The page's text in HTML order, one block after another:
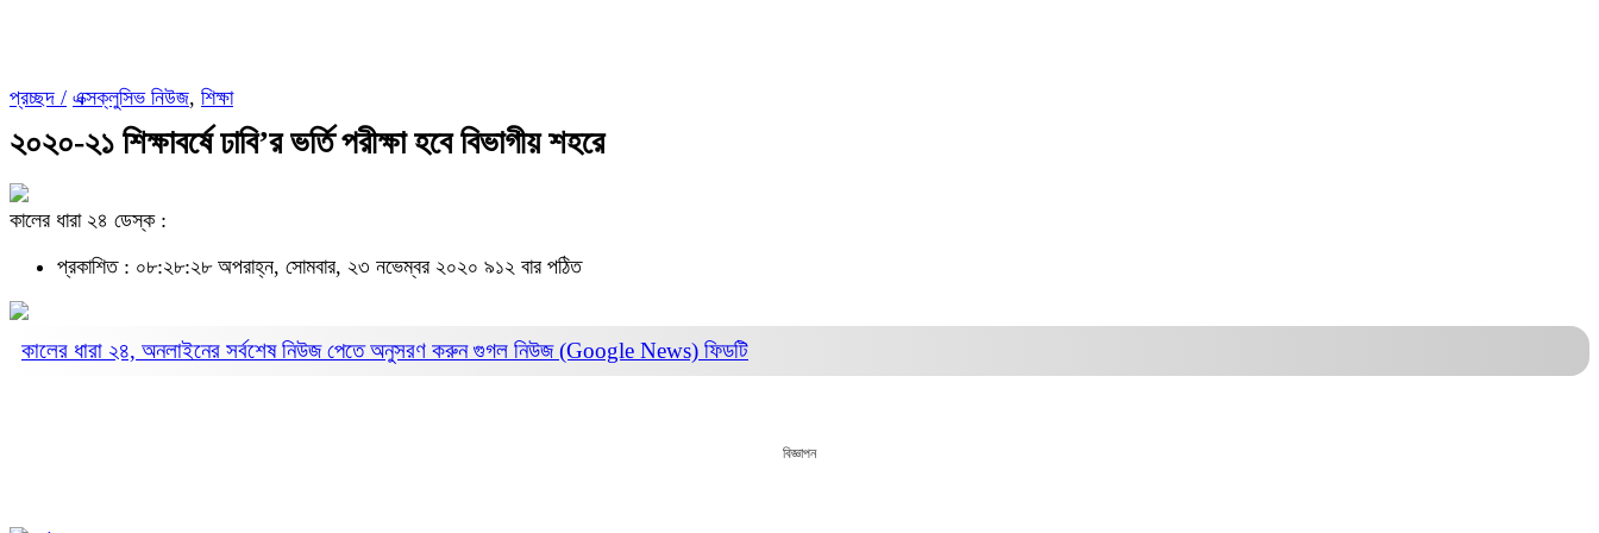
প্রচ্ছদ / এক্সক্লুসিভ নিউজ, শিক্ষা
২০২০-২১ শিক্ষাবর্ষে ঢাবি’র ভর্তি পরীক্ষা হবে বিভাগীয় শহরে
কালের ধারা ২৪ ডেস্ক :
প্রকাশিত : ০৮:২৮:২৮ অপরাহ্ন, সোমবার, ২৩ নভেম্বর ২০২০ ৯১২ বার পঠিত
কালের ধারা ২৪, অনলাইনের সর্বশেষ নিউজ পেতে অনুসরণ করুনগুগল নিউজ (Google News) ফিডটি
বিজ্ঞাপন